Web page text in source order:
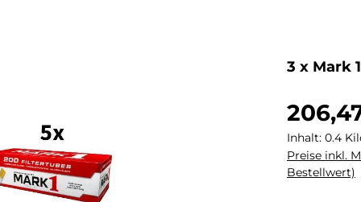
3 x Mark
Inhalt: 0.4
Preise inkl.
Bestellwert)